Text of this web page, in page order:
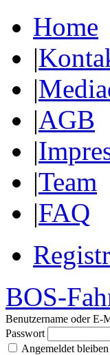
Home
|
|
|AGB
|
|Team
|FAQ
BOS-
Benutzername oder E-
Passwort
Angemeldet bleiben